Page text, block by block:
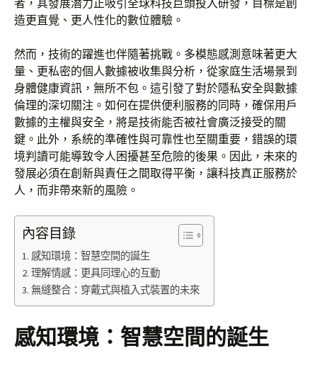
者，其發展潛力正吸引全球科技巨頭投入研發，目標是創
造更直覺、更人性化的數位體驗。
然而，技術的躍進也伴隨著挑戰。多模態感測意味著更大
量、更私密的個人數據被收集與分析，從家庭生活場景到
身體健康資訊，無所不包。這引發了對於隱私安全與數據
倫理的深切關注。如何在提供便利服務的同時，確保用戶
數據的主權與安全，將是技術能否被社會廣泛接受的關
鍵。此外，系統的準確性與可靠性也至關重要，錯誤的環
境判讀可能導致令人困擾甚至危險的後果。因此，未來的
發展必須在創新與責任之間取得平衡，讓科技真正服務於
人，而非帶來新的風險。
內容目錄
感知環境：智慧空間的誕生
理解情感：更具同理心的互動
無縫整合：穿戴式與植入式裝置的未來
感知環境：智慧空間的誕生